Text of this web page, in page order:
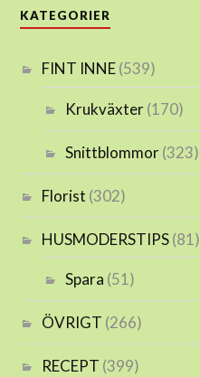
KATEGORIER
FINT INNE(539)
Krukväxter(170)
Snittblommor(323)
Florist (302)
HUSMODERSTIPS(81)
Spara (51)
ÖVRIGT (266)
RECEPT (399)